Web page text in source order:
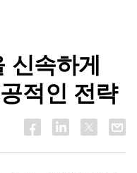
신속하게
적인 전략